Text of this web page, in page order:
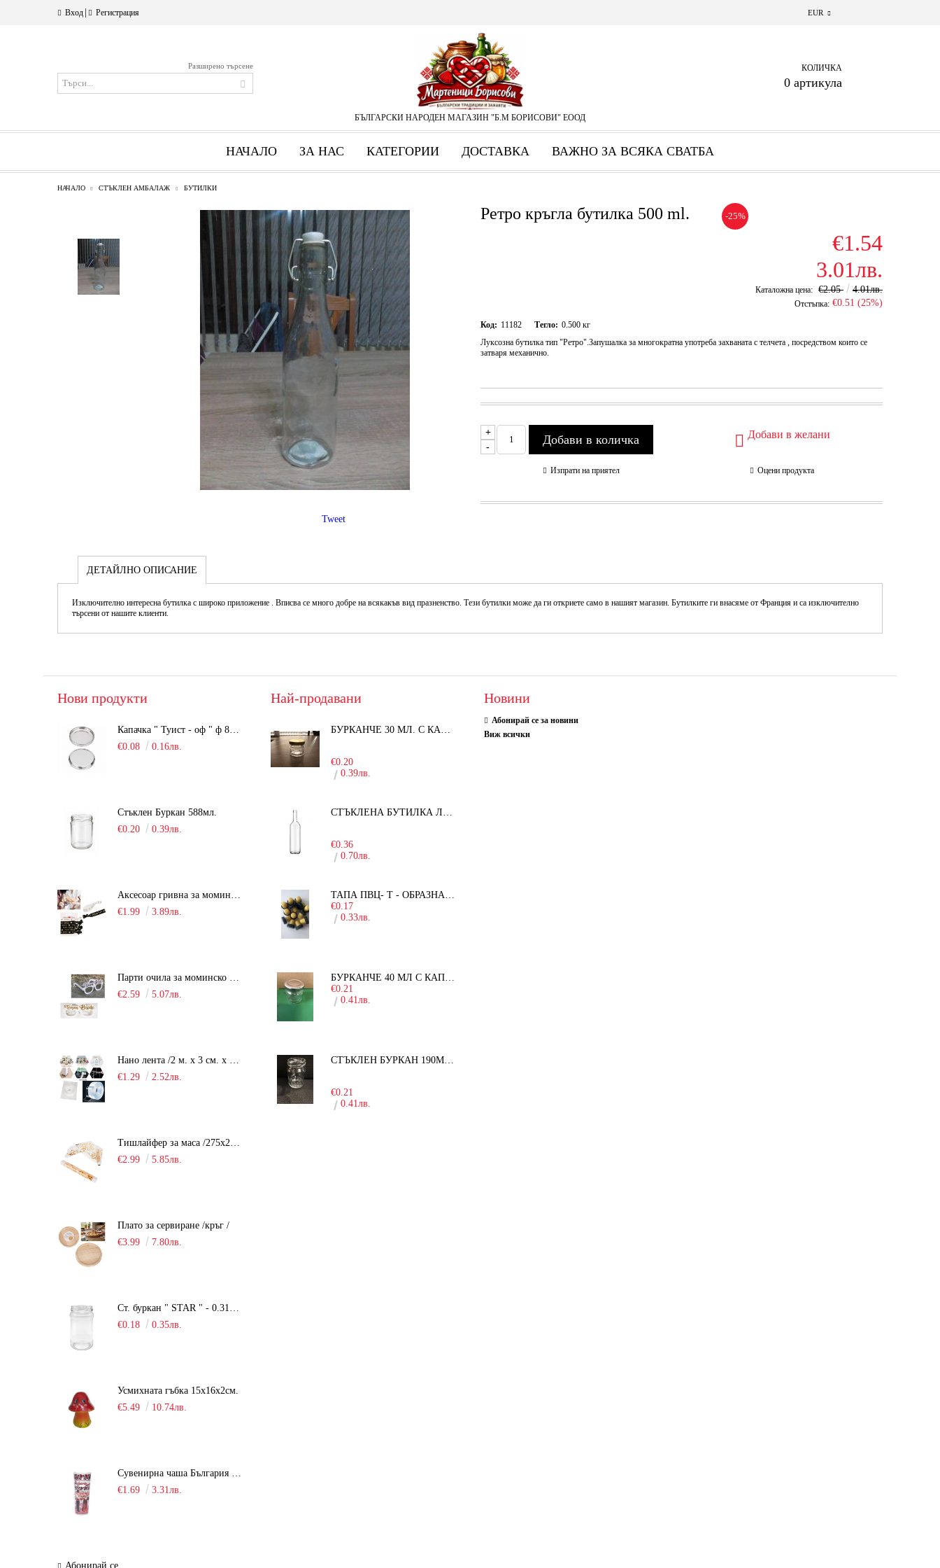
Вход Регистрация EUR
Разширено търсене
БЪЛГАРСКИ НАРОДЕН МАГАЗИН "Б.М БОРИСОВИ" ЕООД
КОЛИЧКА
0 артикула
НАЧАЛО ЗА НАС КАТЕГОРИИ ДОСТАВКА ВАЖНО ЗА ВСЯКА СВАТБА
НАЧАЛО СТЪКЛЕН АМБАЛАЖ БУТИЛКИ
Ретро кръгла бутилка 500 ml. -25%
€1.54
3.01лв.
Каталожна цена: €2.05 4.01лв.
Отстъпка: €0.51 (25%)
Код: 11182 Тегло: 0.500 кг
Луксозна бутилка тип "Ретро".Запушалка за многократна употреба захваната с телчета , посредством които се
затваря механично.
+
-
Добави в желани
Изпрати на приятел Оцени продукта
Tweet
ДЕТАЙЛНО ОПИСАНИЕ
Изключително интересна бутилка с широко приложение . Вписва се много добре на всякакъв вид празненство. Тези бутилки може да ги откриете само в нашият магазин. Бутилките ги внасяме от Франция и са изключително
търсени от нашите клиенти.
Нови продукти
Капачка " Туист - оф " ф 82мм, сребриста, Люка
€0.08
0.16лв.
Стъклен Буркан 588мл.
€0.20
0.39лв.
Аксесоар гривна за моминско парти "Team Bride" /6 броя/
€1.99
3.89лв.
Парти очила за моминско парти "Team Bride" /10 броя/
€2.59
5.07лв.
Нано лента /2 м. х 3 см. х 2 мм./
€1.29
2.52лв.
Тишлайфер за маса /275х28см. - органза/
€2.99
5.85лв.
Плато за сервиране /кръг /
€3.99
7.80лв.
Ст. буркан " STAR " - 0.314 мл.
€0.18
0.35лв.
Усмихната гъбка 15х16х2см.
€5.49
10.74лв.
Сувенирна чаша България / шот /
€1.69
3.31лв.
Абонирай се
Най-продавани
БУРКАНЧЕ 30 МЛ. С КАПАЧКА
€0.20
0.39лв.
СТЪКЛЕНА БУТИЛКА ЛЕЖЕРА 750 МЛ.
€0.36
0.70лв.
ТАПА ПВЦ- Т - ОБРАЗНА - 19ММ
€0.17
0.33лв.
БУРКАНЧЕ 40 МЛ С КАПАЧКА
€0.21
0.41лв.
СТЪКЛЕН БУРКАН 190МЛ ЗА ДЕТСКА КУХНЯ
€0.21
0.41лв.
Новини
Абонирай се за новини
Виж всички